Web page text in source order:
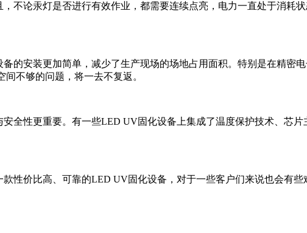
不论汞灯是否进行有效作业，都需要连续点亮，电力一直处于消耗
的安装更加简单，减少了生产现场的场地占用面积。特别是在精密
不够的问题，将一去不复返。
全性更重要。有一些LED UV固化设备上集成了温度保护技术、芯
性价比高、可靠的LED UV固化设备，对于一些客户们来说也会有